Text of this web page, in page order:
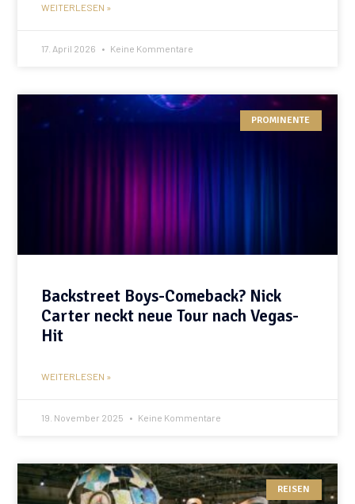
WEITERLESEN »
17. April 2026 Keine Kommentare
PROMINENTE
Backstreet Boys-Comeback? Nick
Carter neckt neue Tour nach Vegas-
Hit
WEITERLESEN »
19. November 2025 Keine Kommentare
REISEN